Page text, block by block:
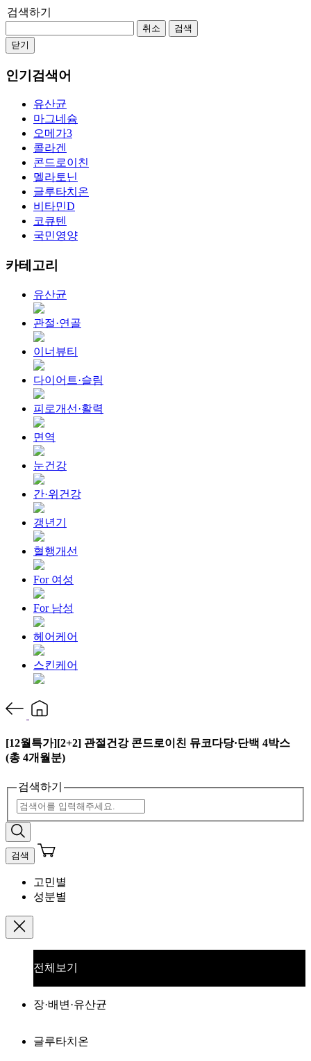
검색하기
취소
검색
닫기
인기검색어
유산균
마그네슘
오메가3
콜라겐
콘드로이친
멜라토닌
글루타치온
비타민D
코큐텐
국민영양
카테고리
유산균
관절·연골
이너뷰티
다이어트·슬림
피로개선·활력
면역
눈건강
간·위건강
갱년기
혈행개선
For 여성
For 남성
헤어케어
스킨케어
[12월특가][2+2] 관절건강 콘드로이친 뮤코다당·단백 4박스
(총 4개월분)
검색하기
검색
고민별
성분별
전체보기
장·배변·유산균
글루타치온